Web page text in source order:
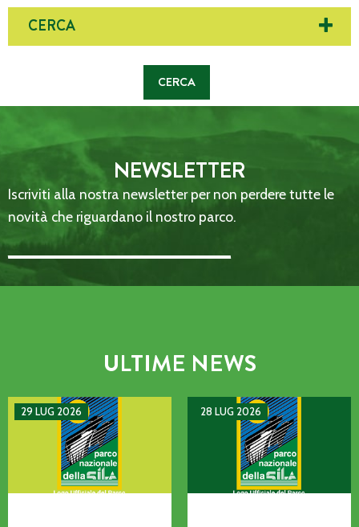
CERCA
NEWSLETTER
Iscriviti alla nostra newsletter per non perdere tutte le
novità che riguardano il nostro parco.
Email Address::: (required)
ULTIME NEWS
29 LUG 2026
AVVISO DI GUASTO SULLA LINEA TELEFONICA DELL’ENTE
28 LUG 2026
MANIFESTAZIONE DI